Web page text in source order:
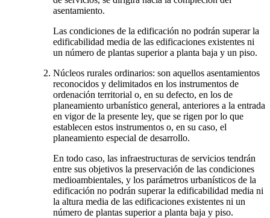
asentamiento.
Las condiciones de la edificación no podrán superar la
edificabilidad media de las edificaciones existentes ni
un número de plantas superior a planta baja y un piso.
Núcleos rurales ordinarios: son aquellos asentamientos
reconocidos y delimitados en los instrumentos de
ordenación territorial o, en su defecto, en los de
planeamiento urbanístico general, anteriores a la entrada
en vigor de la presente ley, que se rigen por lo que
establecen estos instrumentos o, en su caso, el
planeamiento especial de desarrollo.
En todo caso, las infraestructuras de servicios tendrán
entre sus objetivos la preservación de las condiciones
medioambientales, y los parámetros urbanísticos de la
edificación no podrán superar la edificabilidad media ni
la altura media de las edificaciones existentes ni un
número de plantas superior a planta baja y piso.